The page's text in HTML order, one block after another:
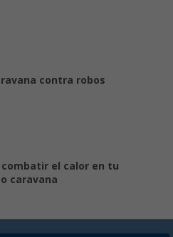
contra robos
combatir el calor en tu
caravana